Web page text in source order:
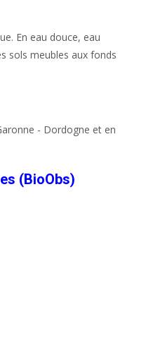
En eau douce, eau
sols meubles aux fonds
- Dordogne et en
(BioObs)